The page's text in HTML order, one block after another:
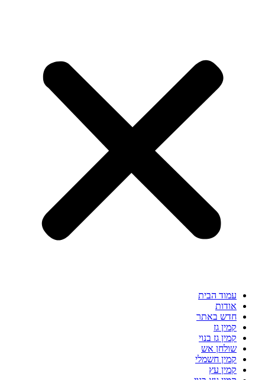
עמוד הבית
אודות
חדש באתר
קמין גז
קמין גז בנוי
שולחן אש
קמין חשמלי
קמין עץ